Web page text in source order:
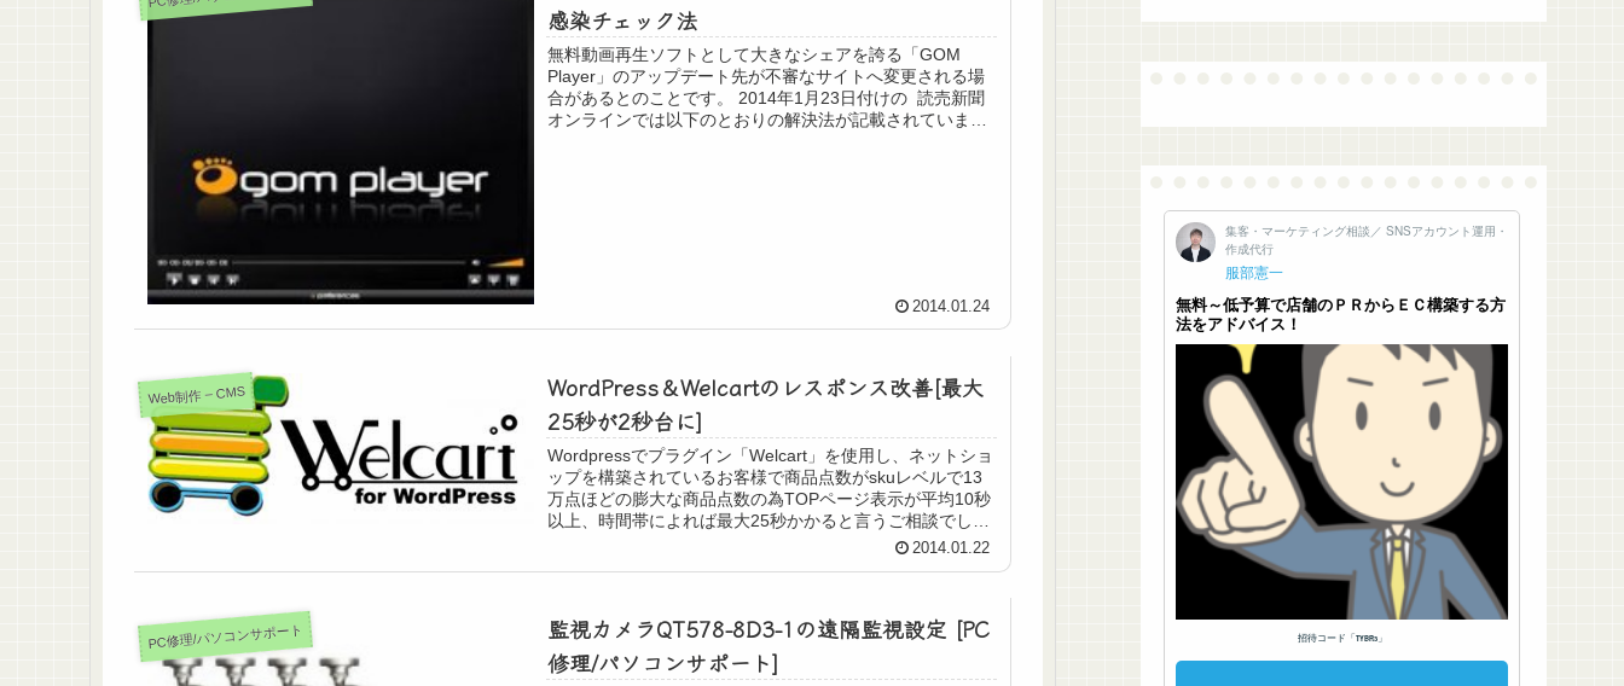
感染チェック法
無料動画再生ソフトとして大きなシェアを誇る「GOM
Player」のアップデート先が不審なサイトへ変更される場
合があるとのことです。 2014年1月23日付けの 読売新聞
オンラインでは以下のとおりの解決法が記載されています
2014.01.24
Web制作 – CMS
WordPress＆Welcartのレスポンス改善[最大
25秒が2秒台に]
Wordpressでプラグイン「Welcart」を使用し、ネットショ
ップを構築されているお客様で商品点数がskuレベルで13
万点ほどの膨大な商品点数の為TOPページ表示が平均10秒
以上、時間帯によれば最大25秒かかると言うご相談でし
2014.01.22
PC修理/パソコンサポート
監視カメラQT578-8D3-1の遠隔監視設定 [PC
修理/パソコンサポート]